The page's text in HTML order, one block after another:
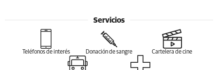
Servicios
Teléfonos de interés Donación de sangre Cartelera de cine